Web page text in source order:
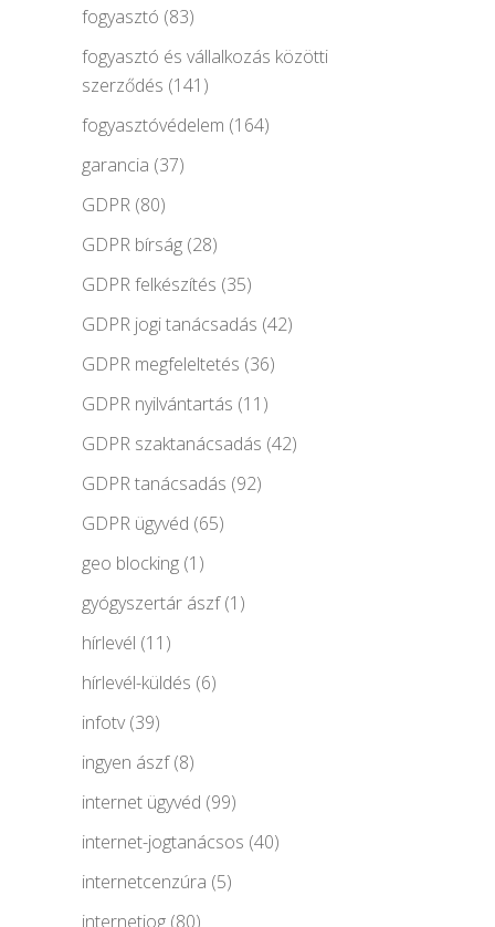
fogyasztó (83)
fogyasztó és vállalkozás közötti
szerződés (141)
fogyasztóvédelem (164)
garancia (37)
GDPR (80)
GDPR bírság (28)
GDPR felkészítés (35)
GDPR jogi tanácsadás (42)
GDPR megfeleltetés (36)
GDPR nyilvántartás (11)
GDPR szaktanácsadás (42)
GDPR tanácsadás (92)
GDPR ügyvéd (65)
geo blocking (1)
gyógyszertár ászf(1)
hírlevél (11)
hírlevél-küldés (6)
infotv(39)
ingyen ászf(8)
internet ügyvéd (99)
internet-jogtanácsos (40)
internetcenzúra (5)
internetjog (80)